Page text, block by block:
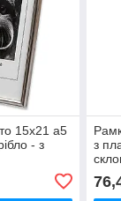
15х21 а5
- з
з